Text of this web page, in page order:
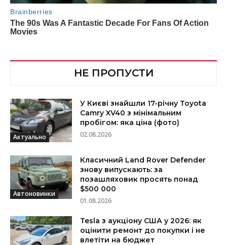
НЕ ПРОПУСТИ
Актуально
У Києві знайшли 17-річну Toyota
Camry XV40 з мінімальним
пробігом: яка ціна (фото)
02.08.2026
Автоновинки
Класичний Land Rover Defender
знову випускають: за
позашляховик просять понад
$500 000
01.08.2026
Tesla з аукціону США у 2026: як
оцінити ремонт до покупки і не
влетіти на бюджет